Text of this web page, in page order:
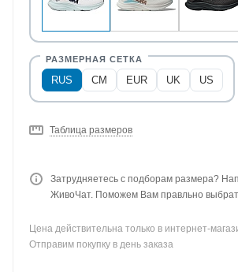
RUS CM EUR UK US
Таблица размеров
Затрудняетесь с подборам размера?
ЖивоЧат. Поможем Вам правльно
Цена действительна только в интернет-
Отправим покупку в день заказа